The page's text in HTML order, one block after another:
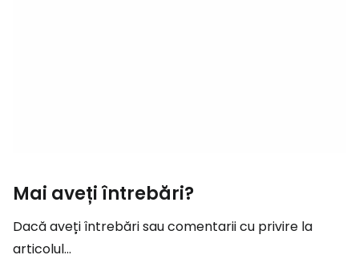
Mai aveți întrebări?
Dacă aveți întrebări sau comentarii cu privire la
articolul...